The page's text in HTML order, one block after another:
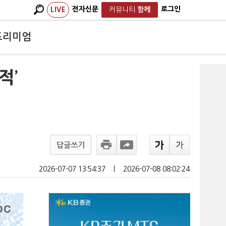
LIVE 전자신문 커뮤니티 함께 로그인
리미엄
’
답글쓰기
2026-07-07 13:54:37 2026-07-08 08:02:24